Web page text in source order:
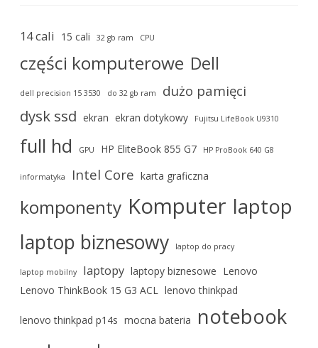
14 cali 15 cali 32 gb ram CPU
części komputerowe Dell
dell precision 15 3530 do 32 gb ram dużo pamięci
dysk ssd ekran ekran dotykowy Fujitsu LifeBook U9310
full hd GPU HP EliteBook 855 G7 HP ProBook 640 G8
informatyka Intel Core karta graficzna
komponenty Komputer laptop
laptop biznesowy laptop do pracy
laptop mobilny laptopy laptopy biznesowe Lenovo
Lenovo ThinkBook 15 G3 ACL
lenovo thinkpad
lenovo thinkpad p14s mocna bateria notebook